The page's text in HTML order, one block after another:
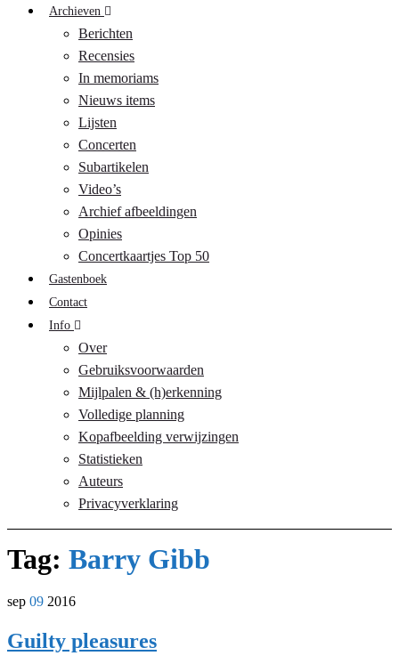
Archieven
Berichten
Recensies
In memoriams
Nieuws items
Lijsten
Concerten
Subartikelen
Video’s
Archief afbeeldingen
Opinies
Concertkaartjes Top 50
Gastenboek
Contact
Info
Over
Gebruiksvoorwaarden
Mijlpalen & (h)erkenning
Volledige planning
Kopafbeelding verwijzingen
Statistieken
Auteurs
Privacyverklaring
Tag: Barry Gibb
sep 09 2016
Guilty pleasures